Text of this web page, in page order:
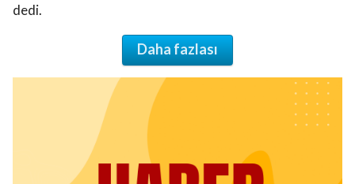
dedi.
Daha fazlası